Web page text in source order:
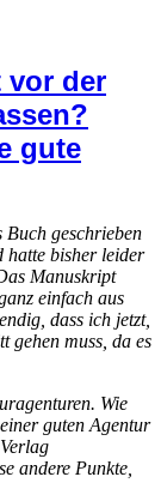
vor der
gute
geschrieben
hatte bisher leider
Manuskript
einfach aus
dass ich jetzt,
gehen muss, da es
Wie
guten Agentur
andere Punkte,